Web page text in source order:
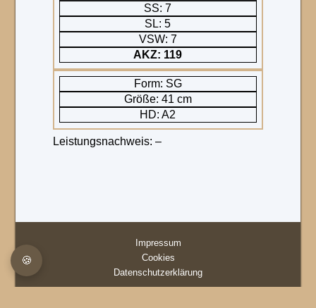
SS: 7
SL: 5
VSW: 7
AKZ: 119
Form: SG
Größe: 41 cm
HD: A2
Leistungsnachweis: –
Impressum
Cookies
Datenschutzerklärung
🍪